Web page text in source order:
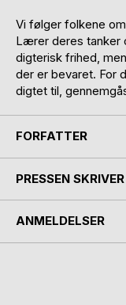
Vi følger folkene
Lærer deres tanker
digterisk frihed,
der er bevaret. For
digtet til,
FORFATTER
PRESSEN SKRIVER
ANMELDELSER